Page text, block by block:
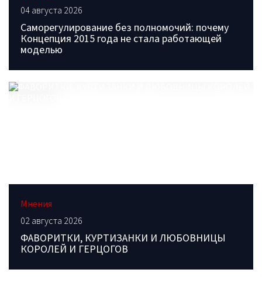
04 августа 2026
Саморегулирование без полномочий: почему
Концепция 2015 года не стала работающей
моделью
Мнения
02 августа 2026
ФАВОРИТКИ, КУРТИЗАНКИ И ЛЮБОВНИЦЫ
КОРОЛЕЙ И ГЕРЦОГОВ